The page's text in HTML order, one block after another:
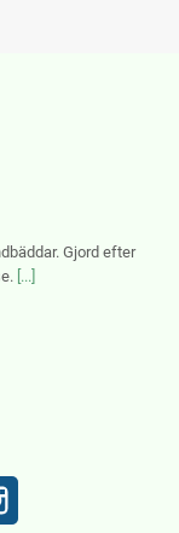
Gjord efter
[...]